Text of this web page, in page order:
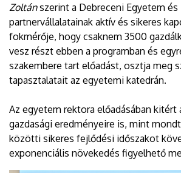
Zoltánszerint a Debreceni Egyetem és
partnervállalatainak aktív és sikeres
fokmérője, hogy csaknem 3500
vesz részt ebben a programban és
szakembere tart előadást, osztja meg
tapasztalatait az egyetemi katedrán.
Az egyetem rektora előadásában kitért
gazdasági eredményeire is, mint
közötti sikeres fejlődési időszakot
exponenciális növekedés figyelhető